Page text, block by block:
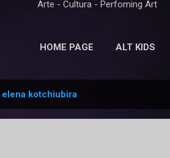
Arte - Cultura - Perfoming Art
HOME PAGE ALT KIDS
elena kotchiubira